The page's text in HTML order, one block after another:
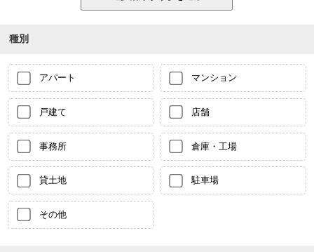
種別
アパート マンション
戸建て 店舗
事務所 倉庫・工場
貸土地 駐車場
その他